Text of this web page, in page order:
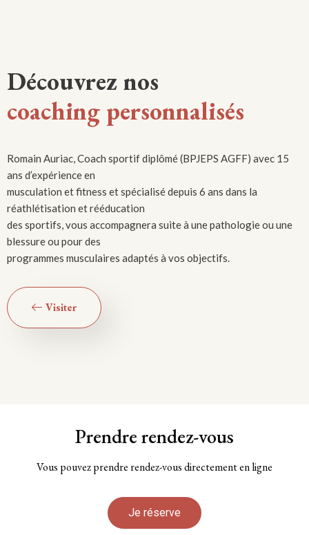
Visiter
Découvrez nos
coaching personnalisés
Romain Auriac, Coach sportif diplômé (BPJEPS AGFF) avec 15
ans d’expérience en
musculation et fitness et spécialisé depuis 6 ans dans la
réathlétisation et rééducation
des sportifs, vous accompagnera suite à une pathologie ou une
blessure ou pour des
programmes musculaires adaptés à vos objectifs.
Prendre rendez-vous
Vous pouvez prendre rendez-vous directement en ligne
Je réserve